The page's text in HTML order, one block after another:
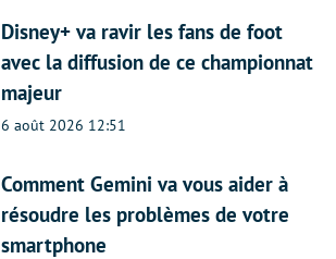
Disney+ va ravir les fans de foot
avec la diffusion de ce championnat
majeur
6 août 2026 12:51
Comment Gemini va vous aider à
résoudre les problèmes de votre
smartphone